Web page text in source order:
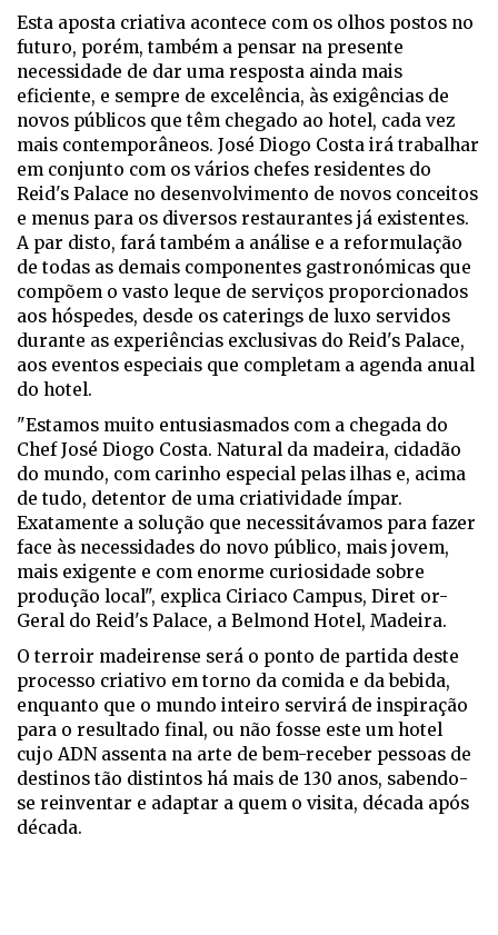
Esta aposta criativa acontece com os olhos postos no
futuro, porém, também a pensar na presente
necessidade de dar uma resposta ainda mais
eficiente, e sempre de excelência, às exigências de
novos públicos que têm chegado ao hotel, cada vez
mais contemporâneos. José Diogo Costa irá trabalhar
em conjunto com os vários chefes residentes do
Reid's Palace no desenvolvimento de novos conceitos
e menus para os diversos restaurantes já existentes.
A par disto, fará também a análise e a reformulação
de todas as demais componentes gastronómicas que
compõem o vasto leque de serviços proporcionados
aos hóspedes, desde os caterings de luxo servidos
durante as experiências exclusivas do Reid's Palace,
aos eventos especiais que completam a agenda anual
do hotel.
"Estamos muito entusiasmados com a chegada do
Chef José Diogo Costa. Natural da madeira, cidadão
do mundo, com carinho especial pelas ilhas e, acima
de tudo, detentor de uma criatividade ímpar.
Exatamente a solução que necessitávamos para fazer
face às necessidades do novo público, mais jovem,
mais exigente e com enorme curiosidade sobre
produção local", explica Ciriaco Campus, Diret or-
Geral do Reid's Palace, a Belmond Hotel, Madeira.
O terroir madeirense será o ponto de partida deste
processo criativo em torno da comida e da bebida,
enquanto que o mundo inteiro servirá de inspiração
para o resultado final, ou não fosse este um hotel
cujo ADN assenta na arte de bem-receber pessoas de
destinos tão distintos há mais de 130 anos, sabendo-
se reinventar e adaptar a quem o visita, década após
década.